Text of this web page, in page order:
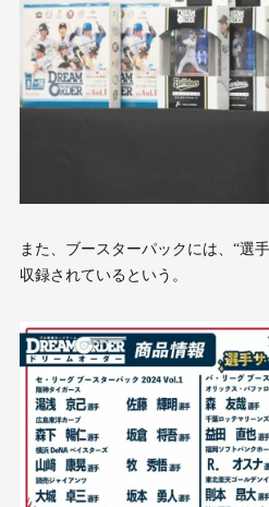
また、ブースターパックには、“選
収録されているという。